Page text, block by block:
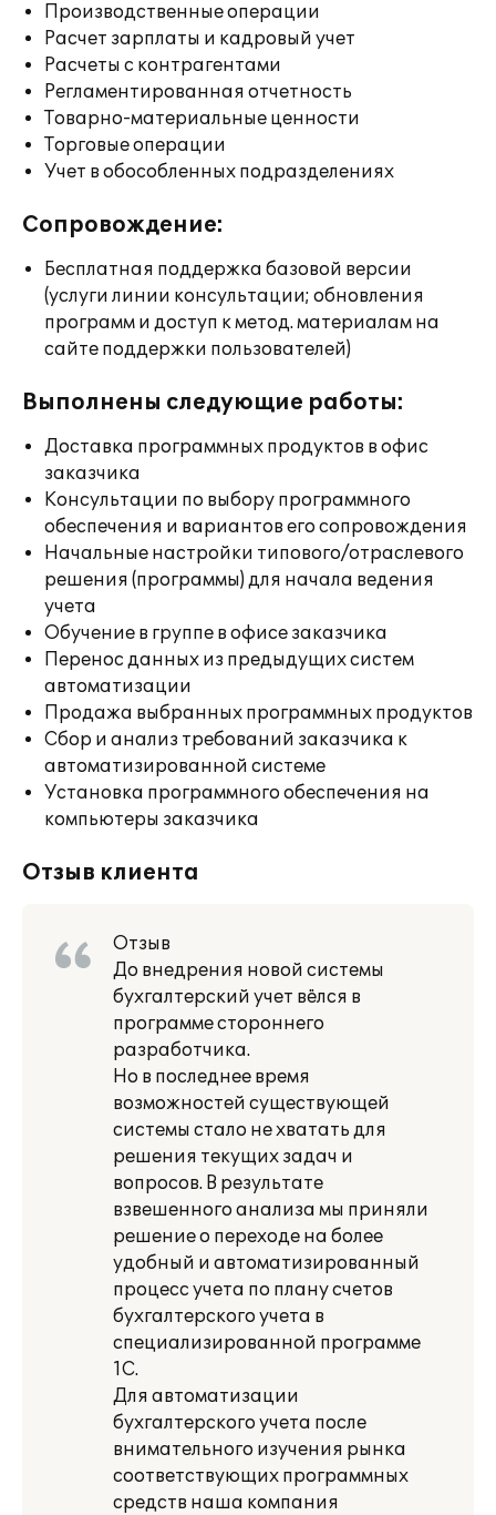
Производственные операции
Расчет зарплаты и кадровый учет
Расчеты с контрагентами
Регламентированная отчетность
Товарно-материальные ценности
Торговые операции
Учет в обособленных подразделениях
Сопровождение:
Бесплатная поддержка базовой версии
(услуги линии консультации; обновления
программ и доступ к метод. материалам на
сайте поддержки пользователей)
Выполнены следующие работы:
Доставка программных продуктов в офис
заказчика
Консультации по выбору программного
обеспечения и вариантов его сопровождения
Начальные настройки типового/отраслевого
решения (программы) для начала ведения
учета
Обучение в группе в офисе заказчика
Перенос данных из предыдущих систем
автоматизации
Продажа выбранных программных продуктов
Сбор и анализ требований заказчика к
автоматизированной системе
Установка программного обеспечения на
компьютеры заказчика
Отзыв клиента
Отзыв
До внедрения новой системы
бухгалтерский учет вёлся в
программе стороннего
разработчика.
Но в последнее время
возможностей существующей
системы стало не хватать для
решения текущих задач и
вопросов. В результате
взвешенного анализа мы приняли
решение о переходе на более
удобный и автоматизированный
процесс учета по плану счетов
бухгалтерского учета в
специализированной программе
1С.
Для автоматизации
бухгалтерского учета после
внимательного изучения рынка
соответствующих программных
средств наша компания